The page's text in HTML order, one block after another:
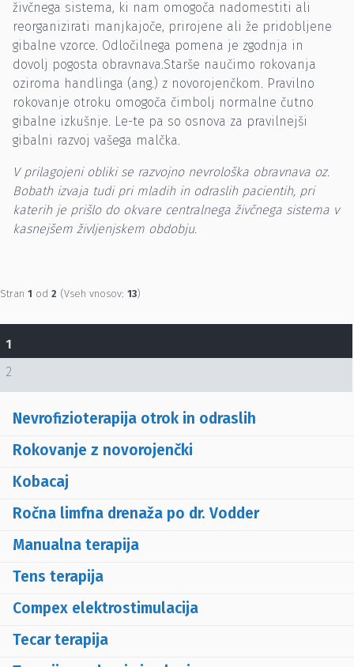
živčnega sistema, ki nam omogoča nadomestiti ali
reorganizirati manjkajoče, prirojene ali že pridobljene
gibalne vzorce. Odločilnega pomena je zgodnja in
dovolj pogosta obravnava.Starše naučimo rokovanja
oziroma handlinga (ang.) z novorojenčkom. Pravilno
rokovanje otroku omogoča čimbolj normalne čutno
gibalne izkušnje. Le-te pa so osnova za pravilnejši
gibalni razvoj vašega malčka.
V prilagojeni obliki se razvojno nevrološka obravnava oz.
Bobath izvaja tudi pri mladih in odraslih pacientih, pri
katerih je prišlo do okvare centralnega živčnega sistema v
kasnejšem življenjskem obdobju.
Stran 1 od 2 (Vseh vnosov: 13)
1
2
Nevrofizioterapija otrok in odraslih
Rokovanje z novorojenčki
Kobacaj
Ročna limfna drenaža po dr. Vodder
Manualna terapija
Tens terapija
Compex elektrostimulacija
Tecar terapija